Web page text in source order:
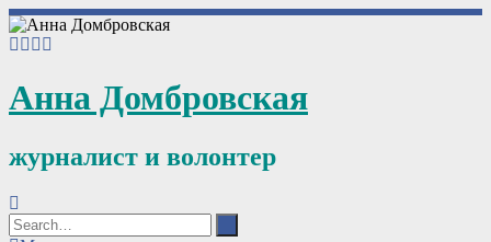
Анна Домбровская
журналист и волонтер